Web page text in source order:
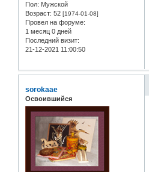
Пол: Мужской
Возраст: 52 [1974-01-08]
Провел на форуме:
1 месяц 0 дней
Последний визит:
21-12-2021 11:00:50
sorokaae
Освоившийся